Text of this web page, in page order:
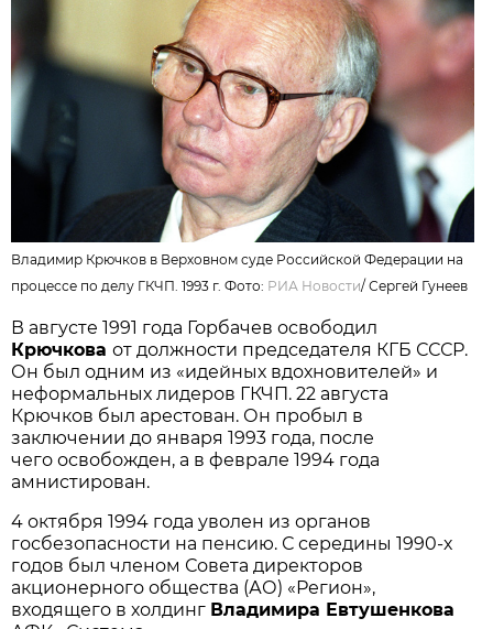
Владимир Крючков в Верховном суде Российской Федерации на
процессе по делу ГКЧП. 1993 г. Фото: РИА Новости/Сергей Гунеев
В августе 1991 года Горбачев освободил
Крючковаот должности председателя КГБ СССР.
Он был одним из «идейных вдохновителей» и
неформальных лидеров ГКЧП. 22 августа
Крючков был арестован. Он пробыл в
заключении до января 1993 года, после
чего освобожден, а в феврале 1994 года
амнистирован.
4 октября 1994 года уволен из органов
госбезопасности на пенсию. С середины 1990-х
годов был членом Совета директоров
акционерного общества (АО) «Регион»,
входящего в холдинг Владимира Евтушенкова